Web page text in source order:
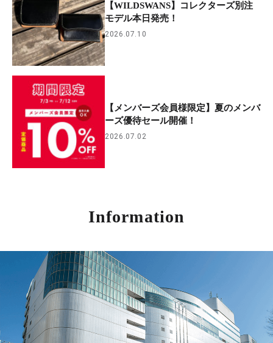
【WILDSWANS】コレクターズ別注
モデル本日発売！
2026.07.10
【メンバーズ会員様限定】夏のメンバ
ーズ優待セール開催！
2026.07.02
Information